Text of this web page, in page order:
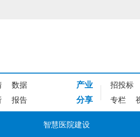
数据
报告
产业 招投标
分享 专栏
智慧医院建设